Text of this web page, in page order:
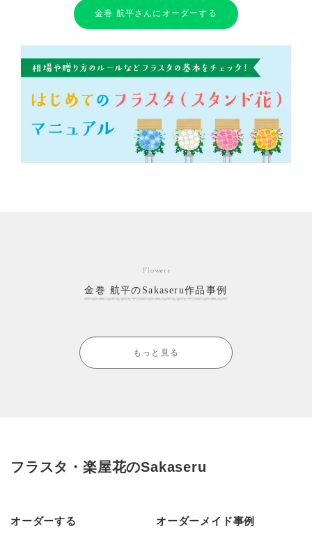
金巻 航平さんにオーダーする
Flowers
金巻 航平のSakaseru作品事例
もっと見る
フラスタ・楽屋花のSakaseru
オーダーする オーダーメイド事例